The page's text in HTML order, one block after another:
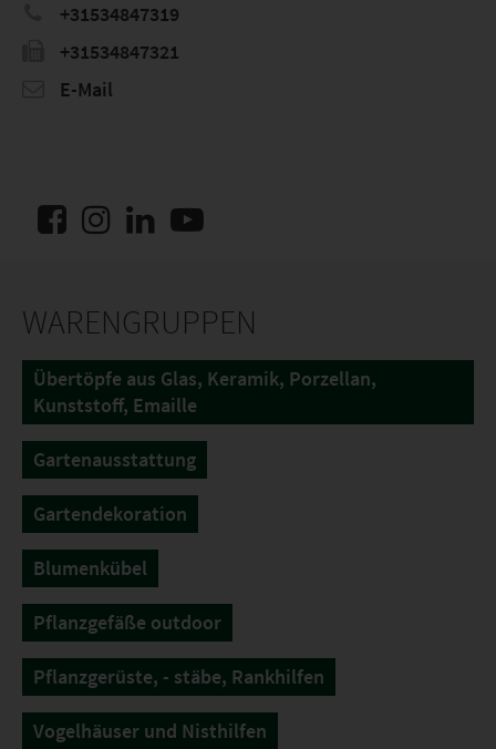
+31534847319
+31534847321
E-Mail
WARENGRUPPEN
Übertöpfe aus Glas, Keramik, Porzellan,
Kunststoff, Emaille
Gartenausstattung
Gartendekoration
Blumenkübel
Pflanzgefäße outdoor
Pflanzgerüste, - stäbe, Rankhilfen
Vogelhäuser und Nisthilfen